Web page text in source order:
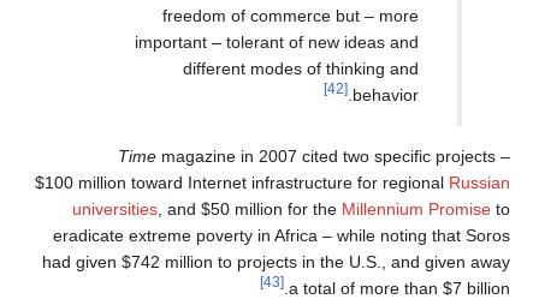
freedom of commerce but – more
important – tolerant of new ideas and
different modes of thinking and
behavior.
[42]
Time magazine in 2007 cited two specific projects –
$100 million toward Internet infrastructure for regional Russian
universities , and $50 million for the Millennium Promise to
eradicate extreme poverty in Africa – while noting that Soros
had given $742 million to projects in the U.S., and given away
a total of more than $7 billion.
[43]